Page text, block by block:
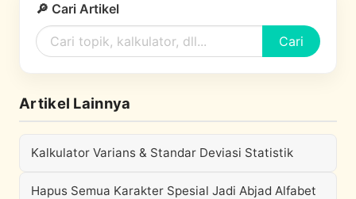
🔎 Cari Artikel
Cari
Artikel Lainnya
Kalkulator Varians & Standar Deviasi Statistik
Hapus Semua Karakter Spesial Jadi Abjad Alfabet